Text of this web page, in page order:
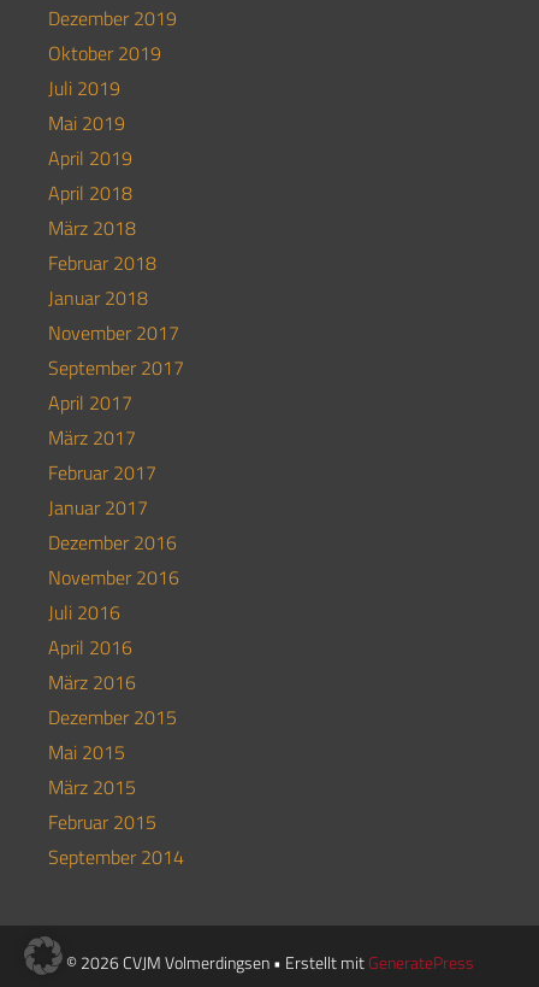
Dezember 2019
Oktober 2019
Juli 2019
Mai 2019
April 2019
April 2018
März 2018
Februar 2018
Januar 2018
November 2017
September 2017
April 2017
März 2017
Februar 2017
Januar 2017
Dezember 2016
November 2016
Juli 2016
April 2016
März 2016
Dezember 2015
Mai 2015
März 2015
Februar 2015
September 2014
© 2026 CVJM Volmerdingsen• Erstellt mitGeneratePress